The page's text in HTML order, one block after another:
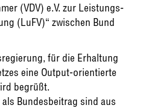
(VDV) e.V. zur Leistungs-
(LuFV)“ zwischen Bund
für die Erhaltung
eine Output-orientierte
begrüßt.
Bundesbeitrag sind aus